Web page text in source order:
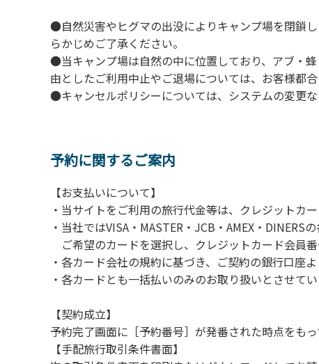
●自然災害やヒグマの出没によりキャンプ場を閉鎖
らかじめご了承ください。
●当キャンプ場は自然の中に位置しており、アブ・
由としたご利用中止やご退場については、お客様都
●キャンセルポリシーについては、システムの変更
予約に関するご案内
【お支払いについて】
・当サイトをご利用の旅行代金等は、クレジットカ
・当社ではVISA・MASTER・JCB・AMEX・DINERS
ご希望のカードを選択し、クレジットカード会員
・各カード会社の規約に基づき、ご契約の銀行口座
・各カードとも一括払いのみのお取り扱いとさせてい
【契約成立】
予約完了画面に［予約番号］が発番された時点をもっ
【手配旅行取引条件書面】